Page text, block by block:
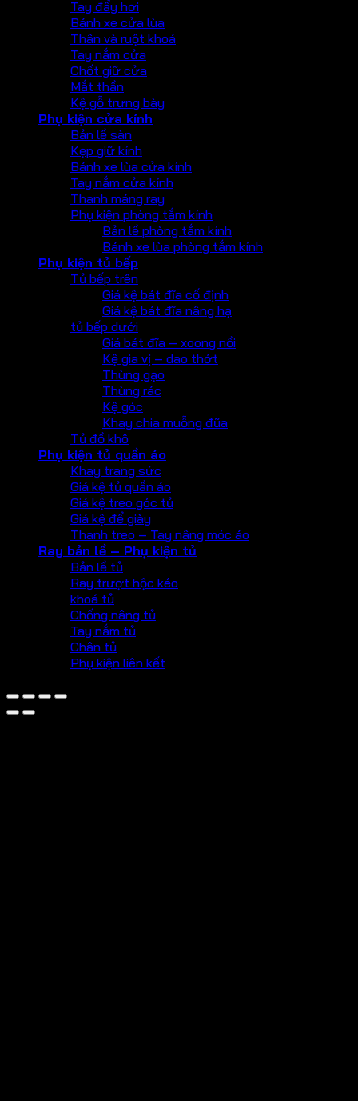
Tay đẩy hơi
Bánh xe cửa lùa
Thân và ruột khoá
Tay nắm cửa
Chốt giữ cửa
Mắt thần
Kệ gỗ trưng bày
Phụ kiện cửa kính
Bản lề sàn
Kẹp giữ kính
Bánh xe lùa cửa kính
Tay nắm cửa kính
Thanh máng ray
Phụ kiện phòng tắm kính
Bản lề phòng tắm kính
Bánh xe lùa phòng tắm kính
Phụ kiện tủ bếp
Tủ bếp trên
Giá kệ bát đĩa cố định
Giá kệ bát đĩa nâng hạ
tủ bếp dưới
Giá bát đĩa – xoong nồi
Kệ gia vị – dao thớt
Thùng gạo
Thùng rác
Kệ góc
Khay chia muỗng đũa
Tủ đồ khô
Phụ kiện tủ quần áo
Khay trang sức
Giá kệ tủ quần áo
Giá kệ treo góc tủ
Giá kệ để giày
Thanh treo – Tay nâng móc áo
Ray bản lề – Phụ kiện tủ
Bản lề tủ
Ray trượt hộc kéo
khoá tủ
Chống nâng tủ
Tay nắm tủ
Chân tủ
Phụ kiện liên kết